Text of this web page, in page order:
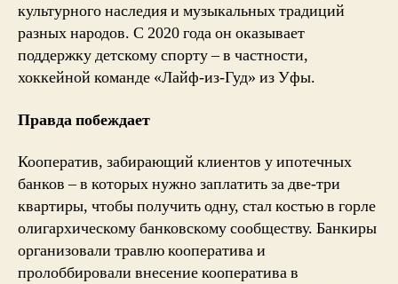
культурного наследия и музыкальных традиций
разных народов. С 2020 года он оказывает
поддержку детскому спорту – в частности,
хоккейной команде «Лайф-из-Гуд» из Уфы.
Правда побеждает
Кооператив, забирающий клиентов у ипотечных
банков – в которых нужно заплатить за две-три
квартиры, чтобы получить одну, стал костью в горле
олигархическому банковскому сообществу. Банкиры
организовали травлю кооператива и
пролоббировали внесение кооператива в